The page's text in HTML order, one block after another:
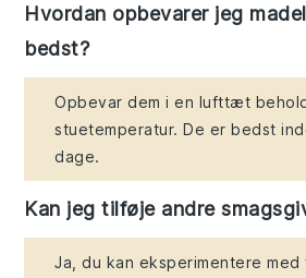
Hvordan opbevarer jeg
bedst?
Opbevar dem i en lufttæt
stuetemperatur. De er bedst
dage.
Kan jeg tilføje andre
Ja, du kan eksperimentere